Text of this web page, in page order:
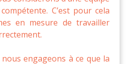
C’est pour cela
en mesure de travailler
engageons à ce que la